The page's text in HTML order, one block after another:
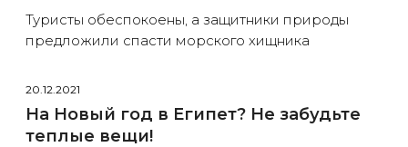
Туристы обеспокоены, а защитники природы
предложили спасти морского хищника
20.12.2021
На Новый год в Египет? Не забудьте
теплые вещи!